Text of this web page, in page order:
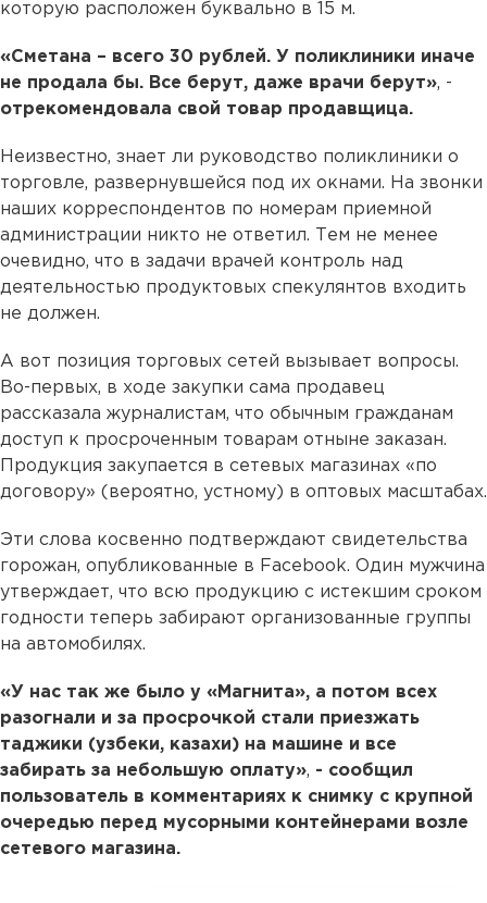
которую расположен буквально в 15 м.
«Сметана – всего 30 рублей. У поликлиники иначе
не продала бы. Все берут, даже врачи берут», -
отрекомендовала свой товар продавщица.
Неизвестно, знает ли руководство поликлиники о
торговле, развернувшейся под их окнами. На звонки
наших корреспондентов по номерам приемной
администрации никто не ответил. Тем не менее
очевидно, что в задачи врачей контроль над
деятельностью продуктовых спекулянтов входить
не должен.
А вот позиция торговых сетей вызывает вопросы.
Во-первых, в ходе закупки сама продавец
рассказала журналистам, что обычным гражданам
доступ к просроченным товарам отныне заказан.
Продукция закупается в сетевых магазинах «по
договору» (вероятно, устному) в оптовых масштабах.
Эти слова косвенно подтверждают свидетельства
горожан, опубликованные в Facebook. Один мужчина
утверждает, что всю продукцию с истекшим сроком
годности теперь забирают организованные группы
на автомобилях.
«У нас так же было у «Магнита», а потом всех
разогнали и за просрочкой стали приезжать
таджики (узбеки, казахи) на машине и все
забирать за небольшую оплату», - сообщил
пользователь в комментариях к снимку с крупной
очередью перед мусорными контейнерами возле
сетевого магазина.